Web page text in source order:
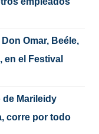
Omar, Beéle,
en el Festival
de Marileidy
corre por todo